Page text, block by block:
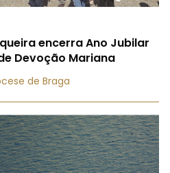
encerra Ano Jubilar
Devoção Mariana
de Braga